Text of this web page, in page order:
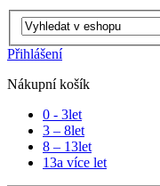
Přihlášení
Nákupní košík
0 - 3let
3 – 8let
8 – 13let
13a více let